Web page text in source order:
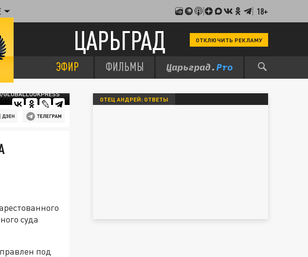
18+
ЦАРЬГРАД ОТКЛЮЧИТЬ РЕКЛАМУ
ЭФИР ФИЛЬМЫ
GLOBALLOOKPRESS
суда
под
ОТЕЦ АНДРЕЙ: ОТВЕТЫ